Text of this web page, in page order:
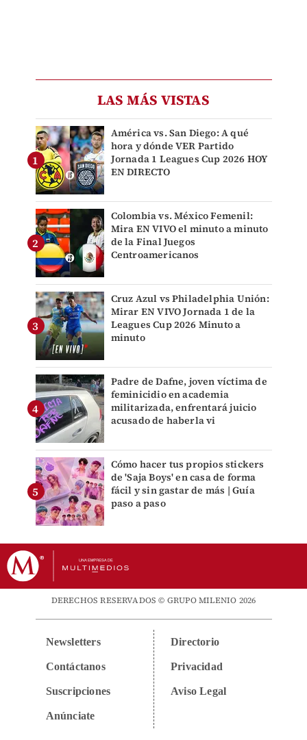
LAS MÁS VISTAS
América vs. San Diego: A qué
hora y dónde VER Partido
Jornada 1 Leagues Cup 2026 HOY
EN DIRECTO
Colombia vs. México Femenil:
Mira EN VIVO el minuto a minuto
de la Final Juegos
Centroamericanos
Cruz Azul vs Philadelphia Unión:
Mirar EN VIVO Jornada 1 de la
Leagues Cup 2026 Minuto a
minuto
Padre de Dafne, joven víctima de
feminicidio en academia
militarizada, enfrentará juicio
acusado de haberla vi
Cómo hacer tus propios stickers
de 'Saja Boys' en casa de forma
fácil y sin gastar de más | Guía
paso a paso
DERECHOS RESERVADOS © GRUPO MILENIO 2026
Newsletters
Contáctanos
Suscripciones
Anúnciate
Directorio
Privacidad
Aviso Legal